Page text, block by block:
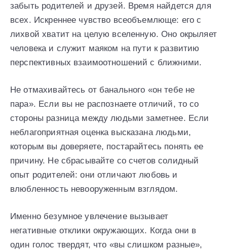
забыть родителей и друзей. Время найдется для
всех. Искреннее чувство всеобъемлюще: его с
лихвой хватит на целую вселенную. Оно окрыляет
человека и служит маяком на пути к развитию
перспективных взаимоотношений с ближними.
Не отмахивайтесь от банального «он тебе не
пара». Если вы не распознаете отличий, то со
стороны разница между людьми заметнее. Если
неблагоприятная оценка высказана людьми,
которым вы доверяете, постарайтесь понять ее
причину. Не сбрасывайте со счетов солидный
опыт родителей: они отличают любовь и
влюбленность невооруженным взглядом.
Именно безумное увлечение вызывает
негативные отклики окружающих. Когда они в
один голос твердят, что «вы слишком разные»,